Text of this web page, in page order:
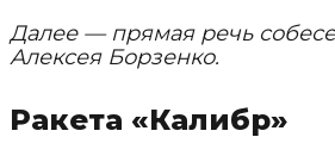
Далее — прямая речь
Алексея Борзенко.
Ракета «Калибр»